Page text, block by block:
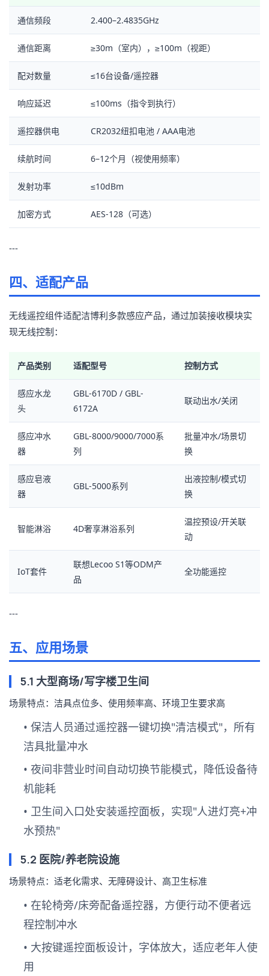
通信频段 2.400–2.4835GHz
通信距离 ≥30m（室内），≥100m（视距）
配对数量 ≤16台设备/遥控器
响应延迟 ≤100ms（指令到执行）
遥控器供电 CR2032纽扣电池 / AAA电池
续航时间 6–12个月（视使用频率）
发射功率 ≤10dBm
加密方式 AES-128（可选）
---
四、适配产品
无线遥控组件适配洁博利多款感应产品，通过加装接收模块实
现无线控制：
产品类别 适配型号 控制方式
感应水龙
头
GBL-6170D / GBL-
6172A
联动出水/关闭
感应冲水
器
GBL-8000/9000/7000系
列
批量冲水/场景切
换
感应皂液
器
GBL-5000系列
出液控制/模式切
换
智能淋浴 4D奢享淋浴系列
温控预设/开关联
动
IoT套件
联想Lecoo S1等ODM产
品
全功能遥控
---
五、应用场景
5.1 大型商场/写字楼卫生间
场景特点：洁具点位多、使用频率高、环境卫生要求高
• 保洁人员通过遥控器一键切换"清洁模式"，所有
洁具批量冲水
• 夜间非营业时间自动切换节能模式，降低设备待
机能耗
• 卫生间入口处安装遥控面板，实现"人进灯亮+冲
水预热"
5.2 医院/养老院设施
场景特点：适老化需求、无障碍设计、高卫生标准
• 在轮椅旁/床旁配备遥控器，方便行动不便者远
程控制冲水
• 大按键遥控面板设计，字体放大，适应老年人使
用